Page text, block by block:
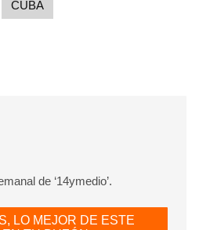
CUBA
de ‘14ymedio’.
LO MEJOR DE ESTE